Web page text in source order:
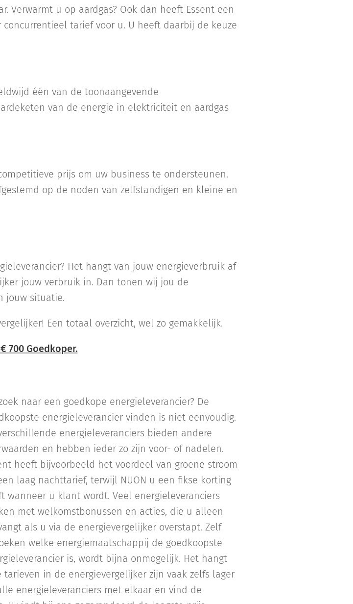
Verwarmt u op aardgas? Ook dan heeft Essent een
concurrentieel tarief voor u. U heeft daarbij de keuze
één van de toonaangevende
van de energie in elektriciteit en aardgas
prijs om uw business te ondersteunen.
op de noden van zelfstandigen en kleine en
Het hangt van jouw energieverbruik af
jouw verbruik in. Dan tonen wij jou de
jouw situatie.
Een totaal overzicht, wel zo gemakkelijk.
700 Goedkoper.
naar een goedkope energieleverancier? De
energieleverancier vinden is niet eenvoudig.
energieleveranciers bieden andere
en hebben ieder zo zijn voor- of nadelen.
heeft bijvoorbeeld het voordeel van groene stroom
laag nachttarief, terwijl NUON u een fikse korting
wanneer u klant wordt. Veel energieleveranciers
met welkomstbonussen en acties, die u alleen
als u via de energievergelijker overstapt. Zelf
welke energiemaatschappij de goedkoopste
is, wordt bijna onmogelijk. Het hangt
in de energievergelijker zijn vaak zelfs lager
energieleveranciers met elkaar en vind de